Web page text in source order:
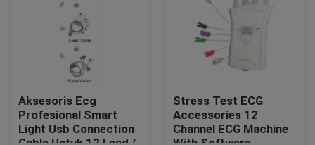
Aksesoris Ecg
Profesional Smart
Light Usb Connection
Stress Test ECG
Accessories 12
Channel ECG Machine